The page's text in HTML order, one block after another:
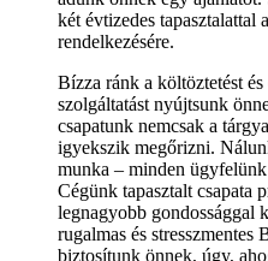
két évtizedes tapasztalattal
rendelkezésére.
Bízza ránk a költöztetést
szolgáltatást nyújtsunk
csapatunk nemcsak a
igyekszik megőrizni.
munka – minden
Cégünk tapasztalt csapata
legnagyobb gondossággal
rugalmas és stresszmentes
biztosítunk önnek, úgy,